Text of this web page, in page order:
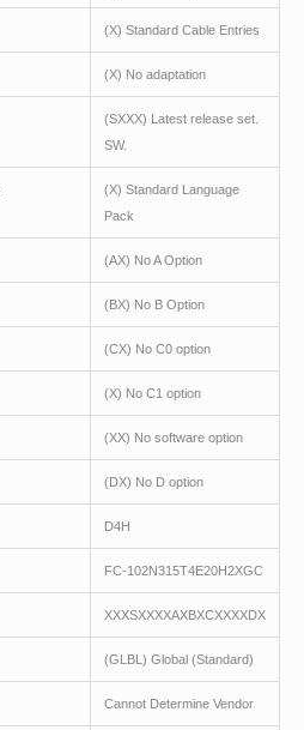
(X) Standard Cable Entries
(X) No adaptation
(SXXX) Latest release set.
SW.
(X) Standard Language
Pack
(AX) No A Option
(BX) No B Option
(CX) No C0 option
(X) No C1 option
(XX) No software option
(DX) No D option
D4H
FC-102N315T4E20H2XGC
XXXSXXXXAXBXCXXXXDX
(GLBL) Global (Standard)
Cannot Determine Vendor